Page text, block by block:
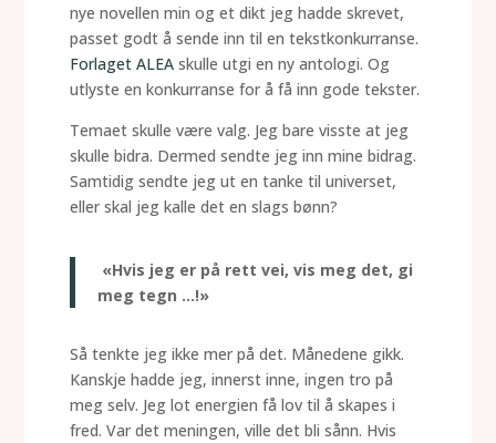
nye novellen min og et dikt jeg hadde skrevet,
passet godt å sende inn til en tekstkonkurranse.
Forlaget ALEA skulle utgi en ny antologi. Og
utlyste en konkurranse for å få inn gode tekster.
Temaet skulle være valg. Jeg bare visste at jeg
skulle bidra. Dermed sendte jeg inn mine bidrag.
Samtidig sendte jeg ut en tanke til universet,
eller skal jeg kalle det en slags bønn?
«Hvis jeg er på rett vei, vis meg det, gi
meg tegn …!»
Så tenkte jeg ikke mer på det. Månedene gikk.
Kanskje hadde jeg, innerst inne, ingen tro på
meg selv. Jeg lot energien få lov til å skapes i
fred. Var det meningen, ville det bli sånn. Hvis